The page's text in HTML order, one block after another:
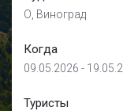
О, Виноград
Когда
09.05.2026 -
Туристы